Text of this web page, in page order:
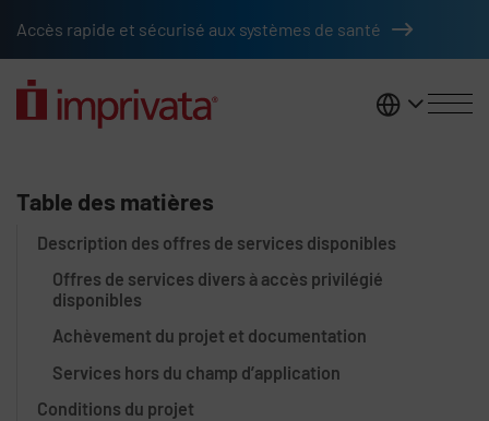
Accès rapide et sécurisé aux systèmes de santé
France
Table des matières
Description des offres de services disponibles
Offres de services divers à accès privilégié
disponibles
Achèvement du projet et documentation
Services hors du champ d’application
Conditions du projet